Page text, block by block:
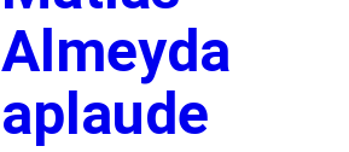
Almeyda
aplaude